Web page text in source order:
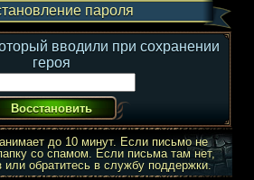
пароля
вводили при сохранении
героя
до 10 минут. Если письмо не
со спамом. Если письма там нет,
или обратитесь в службу поддержки.